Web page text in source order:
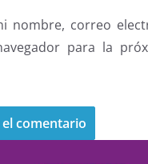
nombre, correo
para la